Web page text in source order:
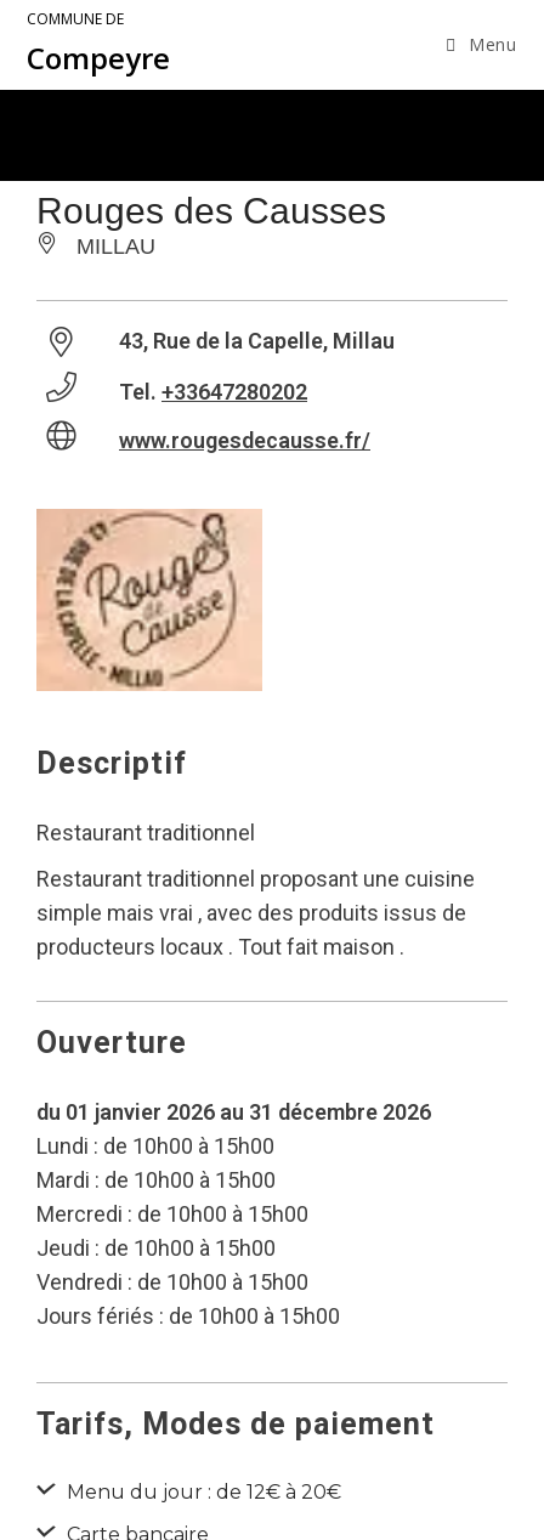
COMMUNE DE
Compeyre Menu
Rouges des Causses
MILLAU
43, Rue de la Capelle, Millau
Tel. +33647280202
www.rougesdecausse.fr/
Descriptif
Restaurant traditionnel
Restaurant traditionnel proposant une cuisine
simple mais vrai , avec des produits issus de
producteurs locaux . Tout fait maison .
Ouverture
du 01 janvier 2026 au 31 décembre 2026
Lundi : de 10h00 à 15h00
Mardi : de 10h00 à 15h00
Mercredi : de 10h00 à 15h00
Jeudi : de 10h00 à 15h00
Vendredi : de 10h00 à 15h00
Jours fériés : de 10h00 à 15h00
Tarifs, Modes de paiement
Menu du jour : de 12€ à 20€
Carte bancaire